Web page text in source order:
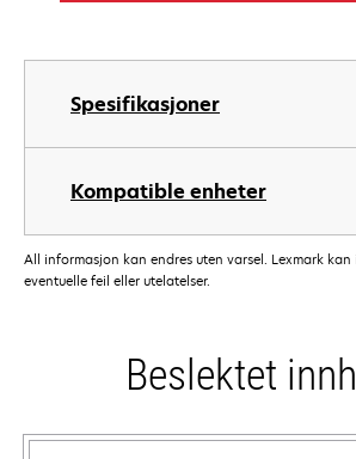
Spesifikasjoner
Kompatible enheter
All informasjon kan endres uten varsel. Lexmark
eventuelle feil eller utelatelser.
Beslektet